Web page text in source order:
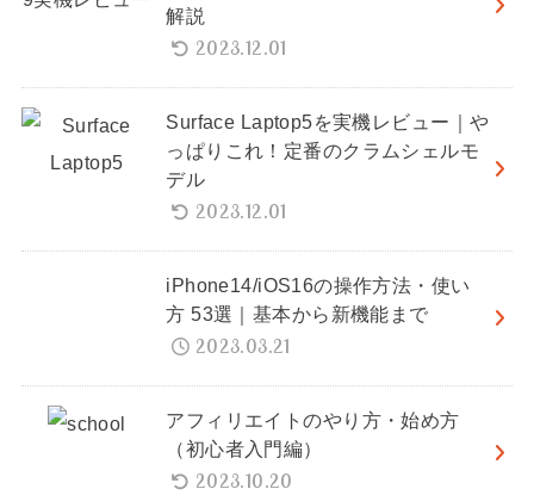
解説
2023.12.01
Surface Laptop5を実機レビュー｜や
っぱりこれ！定番のクラムシェルモ
デル
2023.12.01
iPhone14/iOS16の操作方法・使い
方 53選｜基本から新機能まで
2023.03.21
アフィリエイトのやり方・始め方
（初心者入門編）
2023.10.20